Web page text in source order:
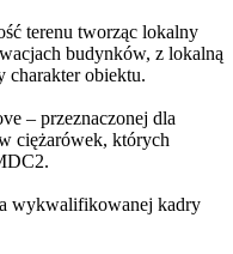
terenu tworząc lokalny
budynków, z lokalną
charakter obiektu.
– przeznaczonej dla
ciężarówek, których
wykwalifikowanej kadry